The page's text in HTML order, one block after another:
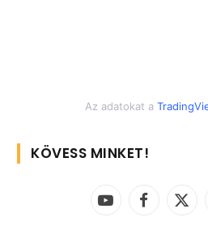
Az adatokat a
KÖVESS MINKET!
YouTubeFacebook
X